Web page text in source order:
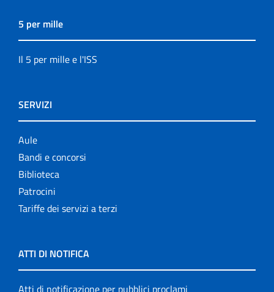
5 per mille
Il 5 per mille e l'ISS
SERVIZI
Aule
Bandi e concorsi
Biblioteca
Patrocini
Tariffe dei servizi a terzi
ATTI DI NOTIFICA
Atti di notificazione per pubblici proclami